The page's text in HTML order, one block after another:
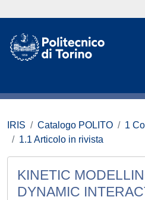
IRIS Catalogo POLITO
1
1.1 Articolo in rivista
KINETIC
DYNAMIC